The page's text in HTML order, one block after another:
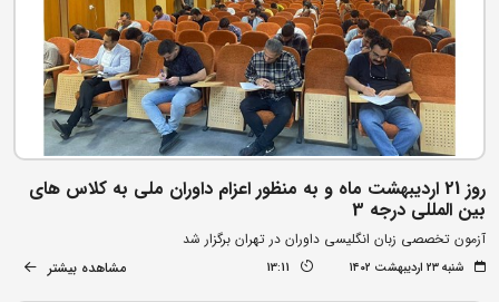
روز 21 اردیبهشت ماه و به منظور اعزام داوران ملی به کلاس های
بین المللی درجه 3
آزمون تخصصی زبان انگلیسی داوران در تهران برگزار شد
شنبه ۲۳ اردیبهشت ۱۴۰۲ 13:11 مشاهده بیشتر